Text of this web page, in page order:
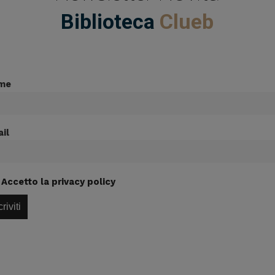
Biblioteca Clueb
Accetto la privacy policy